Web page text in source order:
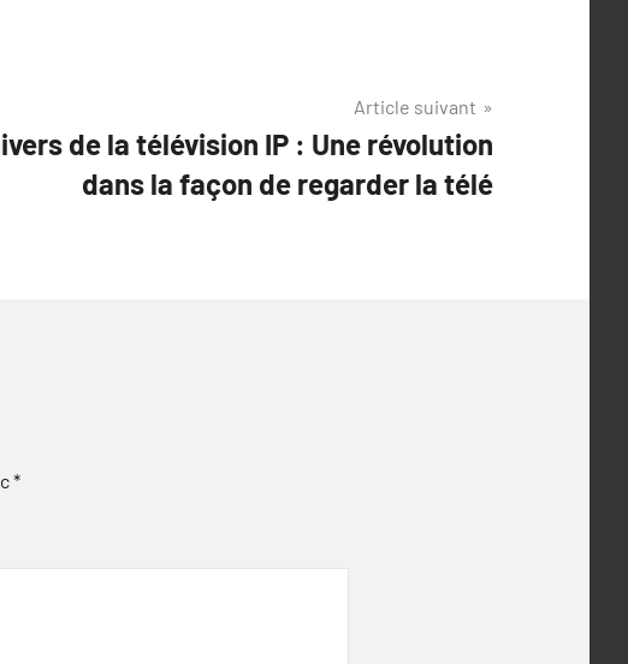
Article suivant
de la télévision IP : Une révolution
dans la façon de regarder la télé
*